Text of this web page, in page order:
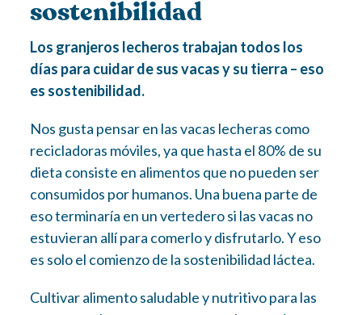
sostenibilidad
Los granjeros lecheros trabajan todos los
días para cuidar de sus vacas y su tierra – eso
es sostenibilidad.
Nos gusta pensar en las vacas lecheras como
recicladoras móviles, ya que hasta el 80% de su
dieta consiste en alimentos que no pueden ser
consumidos por humanos. Una buena parte de
eso terminaría en un vertedero si las vacas no
estuvieran allí para comerlo y disfrutarlo. Y eso
es solo el comienzo de la sostenibilidad láctea.
Cultivar alimento saludable y nutritivo para las